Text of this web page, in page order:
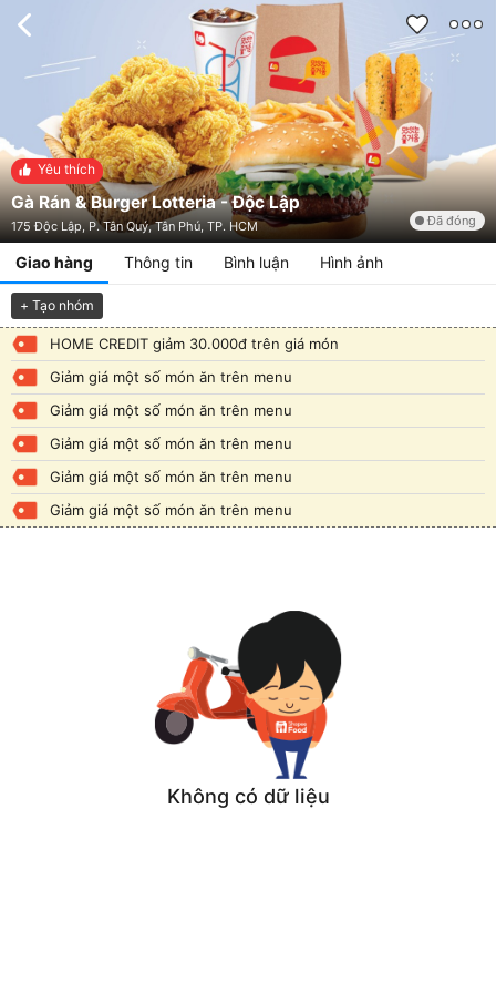
Yêu thích
Gà Rán & Burger Lotteria - Độc Lập
175 Độc Lập, P. Tân Quý, Tân Phú, TP. HCM Đã đóng
Giao hàng Thông tin Bình luận Hình ảnh
+ Tạo nhóm
HOME CREDIT giảm 30.000đ trên giá món
Giảm giá một số món ăn trên menu
Giảm giá một số món ăn trên menu
Giảm giá một số món ăn trên menu
Giảm giá một số món ăn trên menu
Giảm giá một số món ăn trên menu
Không có dữ liệu